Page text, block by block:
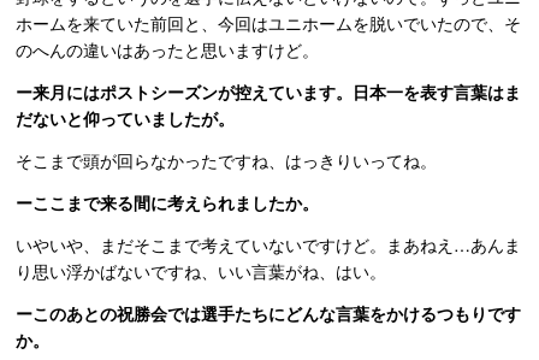
ホームを来ていた前回と、今回はユニホームを脱いでいたので、そ
のへんの違いはあったと思いますけど。
ー来月にはポストシーズンが控えています。日本一を表す言葉はま
だないと仰っていましたが。
そこまで頭が回らなかったですね、はっきりいってね。
ーここまで来る間に考えられましたか。
いやいや、まだそこまで考えていないですけど。まあねえ…あんま
り思い浮かばないですね、いい言葉がね、はい。
ーこのあとの祝勝会では選手たちにどんな言葉をかけるつもりです
か。